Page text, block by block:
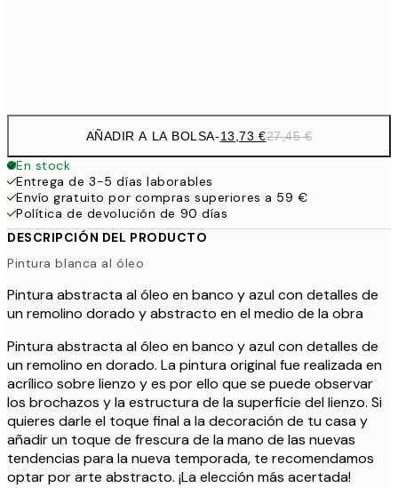
AÑADIR A LA BOLSA-13,73 €27,45 €
En stock
Entrega de 3-5 días laborables
Envío gratuito por compras superiores a 59 €
Política de devolución de 90 días
DESCRIPCIÓN DEL PRODUCTO
Pintura blanca al óleo
Pintura abstracta al óleo en banco y azul con detalles de
un remolino dorado y abstracto en el medio de la obra
Pintura abstracta al óleo en banco y azul con detalles de
un remolino en dorado. La pintura original fue realizada en
acrílico sobre lienzo y es por ello que se puede observar
los brochazos y la estructura de la superficie del lienzo. Si
quieres darle el toque final a la decoración de tu casa y
añadir un toque de frescura de la mano de las nuevas
tendencias para la nueva temporada, te recomendamos
optar por arte abstracto. ¡La elección más acertada!